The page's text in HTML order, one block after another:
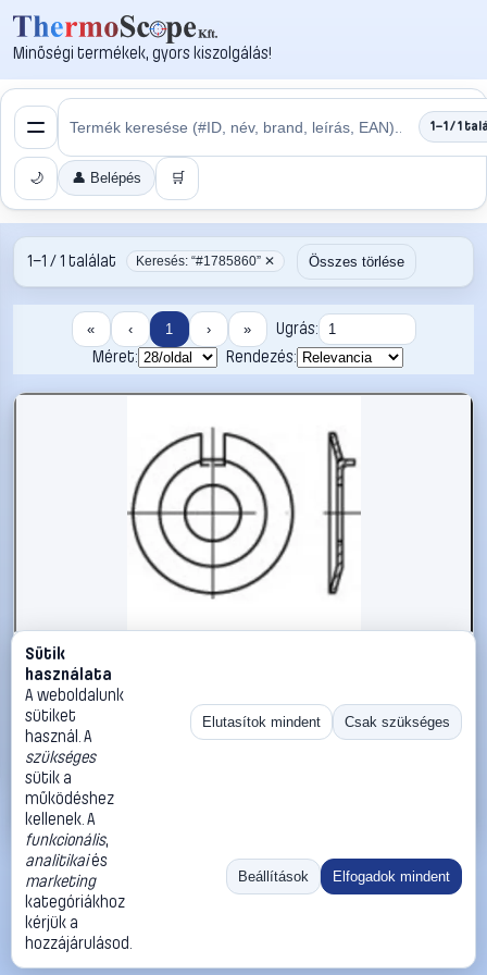
Minőségi termékek, gyors kiszolgálás!
1–1 / 1
🌙 👤 Belépés 🛒
1–1 / 1 találat Keresés: “#1785860” ✕ Összes törlése
« ‹ 1 › »
Ugrás:
Méret:
Rendezés:
#1785860
Csavar alátét 6,4 mm DIN 432 rozsdamentes acél A2 50
db TOOLCRAFT TO-5357580
TOOLCRAFT
3 690 Ft
Kosárba
«
Ugrás:
Méret:
Rendezés:
©2026
ThermoScope
ÁSZF
Cégbemutató
Sütik
használata
A weboldalunk
sütiket
használ. A
szükséges
sütik a
működéshez
kellenek. A
funkcionális,
analitikaiés
marketing
kategóriákhoz
kérjük a
hozzájárulásod.
Elutasítok mindent Csak szükséges
Beállítások Elfogadok mindent